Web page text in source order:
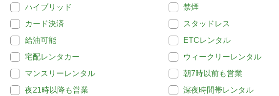
ハイブリッド
禁煙
カード決済
スタッドレス
給油可能
ETCレンタル
宅配レンタカー
ウィークリーレンタル
マンスリーレンタル
朝7時以前も営業
夜21時以降も営業
深夜時間帯レンタル